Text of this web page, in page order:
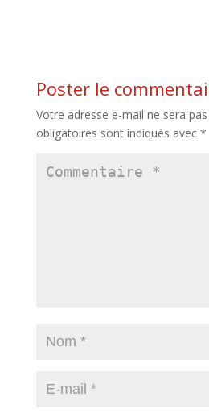
Poster le
Votre adresse e-mail ne sera
obligatoires sont indiqués avec *